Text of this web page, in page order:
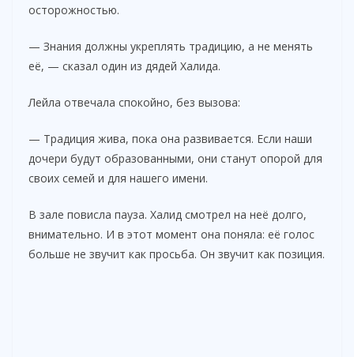
осторожностью.
— Знания должны укреплять традицию, а не менять
её, — сказал один из дядей Халида.
Лейла отвечала спокойно, без вызова:
— Традиция жива, пока она развивается. Если наши
дочери будут образованными, они станут опорой для
своих семей и для нашего имени.
В зале повисла пауза. Халид смотрел на неё долго,
внимательно. И в этот момент она поняла: её голос
больше не звучит как просьба. Он звучит как позиция.